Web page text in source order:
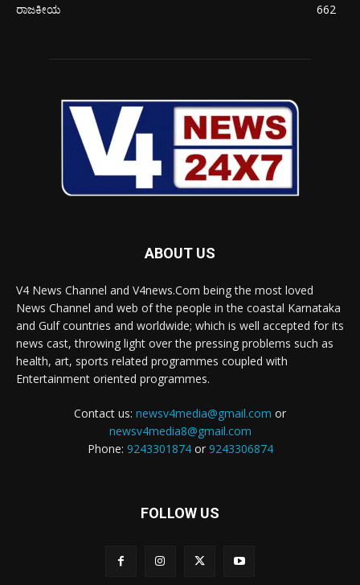
ರಾಜಕೀಯ
662
ABOUT US
V4 News Channel and V4news.Com being the most loved
News Channel and web of the people in the coastal Karnataka
and Gulf countries and worldwide; which is well accepted for its
news cast, throwing light over the pressing problems such as
health, art, sports related programmes coupled with
Entertainment oriented programmes.
Contact us: newsv4media@gmail.com or
newsv4media8@gmail.com
Phone: 9243301874or 9243306874
FOLLOW US